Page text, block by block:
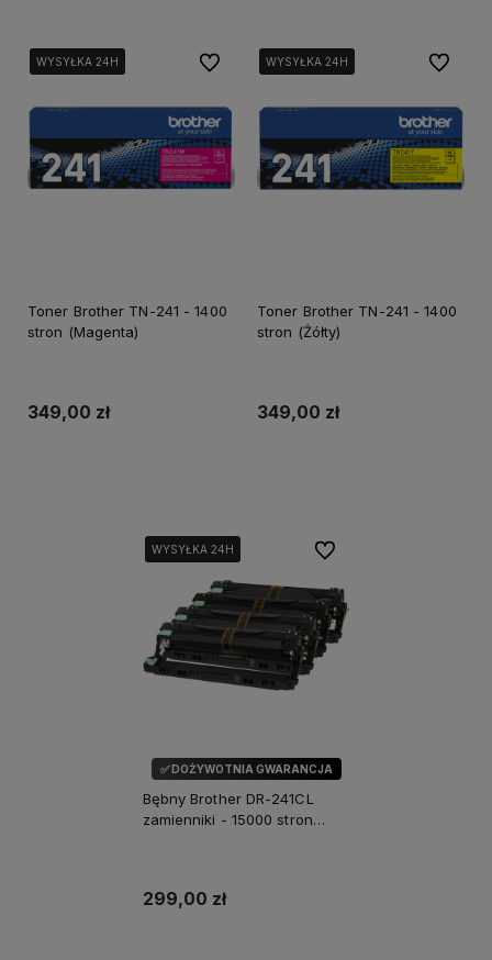
WYSYŁKA 24H
WYSYŁKA 24H
WYSYŁKA 24H
Toner Brother TN-241 - 1400
stron (Magenta)
349,00 zł
Do ulubionychWYSYŁKA 24H
WYSYŁKA 24H
WYSYŁKA 24H
Toner Brother TN-241 - 1400
stron (Żółty)
349,00 zł
Do
✅ DOŻYWOTNIA GWARANCJA
WYSYŁKA 24H
WYSYŁKA 24H
WYSYŁKA 24H
Bębny Brother DR-241CL
zamienniki - 15000 stron
299,00 zł
Do ulubionych